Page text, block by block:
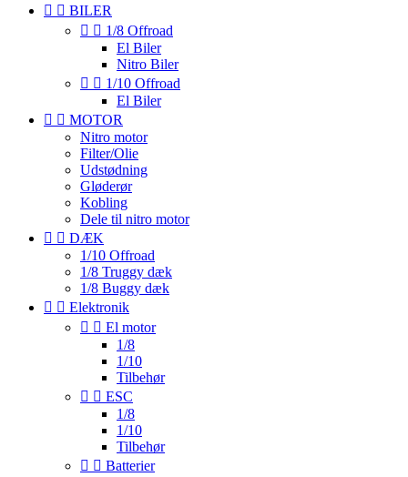
  BILER
  1/8 Offroad
El Biler
Nitro Biler
  1/10 Offroad
El Biler
  MOTOR
Nitro motor
Filter/Olie
Udstødning
Gløderør
Kobling
Dele til nitro motor
  DÆK
1/10 Offroad
1/8 Truggy dæk
1/8 Buggy dæk
  Elektronik
  El motor
1/8
1/10
Tilbehør
  ESC
1/8
1/10
Tilbehør
  Batterier